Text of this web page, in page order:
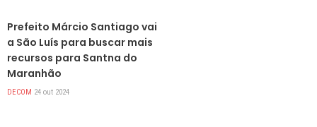
Prefeito Márcio Santiago vai
a São Luís para buscar mais
recursos para Santna do
Maranhão
DECOM 24 out 2024